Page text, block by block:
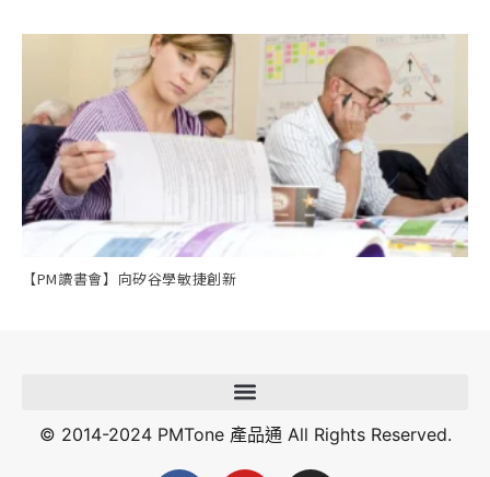
【PM讀書會】向矽谷學敏捷創新
© 2014-2024 PMTone 產品通 All Rights Reserved.